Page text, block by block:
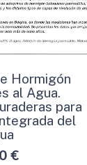
Hormigón
al Agua.
para
del
€